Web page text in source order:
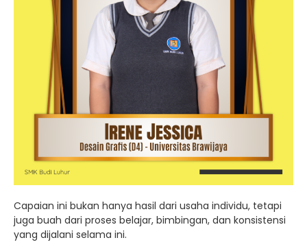
Capaian ini bukan hanya hasil dari usaha individu, tetapi
juga buah dari proses belajar, bimbingan, dan konsistensi
yang dijalani selama ini.